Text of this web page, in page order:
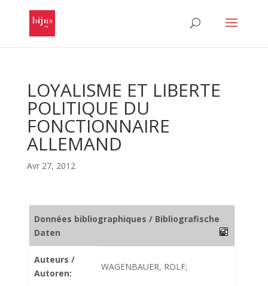
LOYALISME ET LIBERTE
POLITIQUE DU
FONCTIONNAIRE
ALLEMAND
Avr 27, 2012
Données bibliographiques / Bibliografische
Daten
Auteurs /
Autoren:
WAGENBAUER, ROLF;